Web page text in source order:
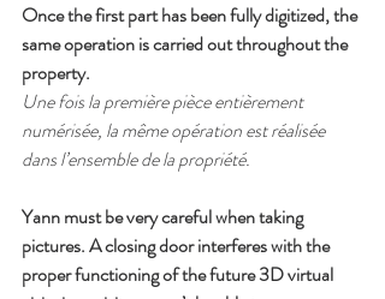
Once the first part has been fully digitized, the
same operation is carried out throughout the
property.
Une fois la première pièce entièrement
numérisée, la même opération est réalisée
dans l’ensemble de la propriété.
Yann must be very careful when taking
pictures. A closing door interferes with the
proper functioning of the future 3D virtual